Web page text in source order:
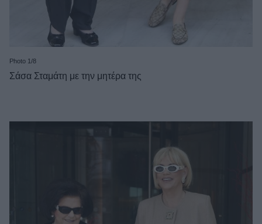
Photo 1/8
Σάσα Σταμάτη με την μητέρα της